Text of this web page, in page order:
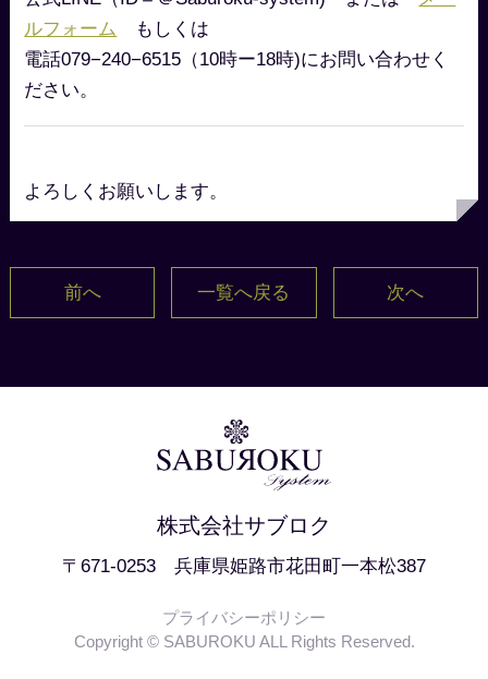
ルフォーム もしくは
電話079−240−6515（10時ー18時)にお問い合わせく
ださい。
よろしくお願いします。
前へ 一覧へ戻る 次へ
株式会社サブロク
〒671-0253 兵庫県姫路市花田町一本松387
プライバシーポリシー
Copyright © SABUROKU ALL Rights Reserved.